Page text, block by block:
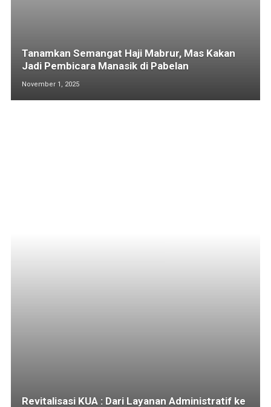
Tanamkan Semangat Haji Mabrur, Mas Kakan
Jadi Pembicara Manasik di Pabelan
November 1, 2025
Revitalisasi KUA : Dari Layanan Administratif ke